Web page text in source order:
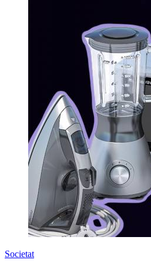
Societat